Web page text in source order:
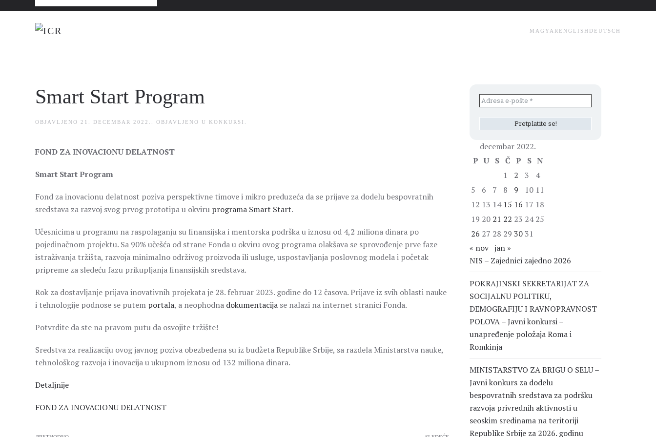
MAGYAR ENGLISH DEUTSCH
Smart Start Program
OBJAVLJENO 21. DECEMBAR 2022. . OBJAVLJENO U KONKURSI
FOND ZA INOVACIONU DELATNOST
Smart Start Program
Fond za inovacionu delatnost poziva perspektivne timove i mikro preduzeća da se prijave za dodelu bespovratnih
sredstava za razvoj svog prvog prototipa u okviru programa Smart Start.
Učesnicima u programu na raspolaganju su finansijska i mentorska podrška u iznosu od 4,2 miliona dinara po
pojedinačnom projektu. Sa 90% učešća od strane Fonda u okviru ovog programa olakšava se sprovođenje prve faze
istraživanja tržišta, razvoja minimalno održivog proizvoda ili usluge, uspostavljanja poslovnog modela i početak
pripreme za sledeću fazu prikupljanja finansijskih sredstava.
Rok za dostavljanje prijava inovativnih projekata je 28. februar 2023. godine do 12 časova. Prijave iz svih oblasti nauke
i tehnologije podnose se putem portala, a neophodna dokumentacija se nalazi na internet stranici Fonda.
Potvrdite da ste na pravom putu da osvojite tržište!
Sredstva za realizaciju ovog javnog poziva obezbeđena su iz budžeta Republike Srbije, sa razdela Ministarstva nauke,
tehnološkog razvoja i inovacija u ukupnom iznosu od 132 miliona dinara.
Detaljnije
FOND ZA INOVACIONU DELATNOST
decembar 2022.
P U S Č P S N
1
2 3
4
5
6 7 8 9 10 11
12 13 14 15 16 17 18
19 20 21 22 23 24 25
26 27 28 29 30 31
« nov jan »
NIS – Zajednici zajedno 2026
POKRAJINSKI SEKRETARIJAT ZA
SOCIJALNU POLITIKU,
DEMOGRAFIJU I RAVNOPRAVNOST
POLOVA – Javni konkursi –
unapređenje položaja Roma i
Romkinja
MINISTARSTVO ZA BRIGU O SELU –
Javni konkurs za dodelu
bespovratnih sredstava za podršku
razvoja privrednih aktivnosti u
seoskim sredinama na teritoriji
Republike Srbije za 2026. godinu